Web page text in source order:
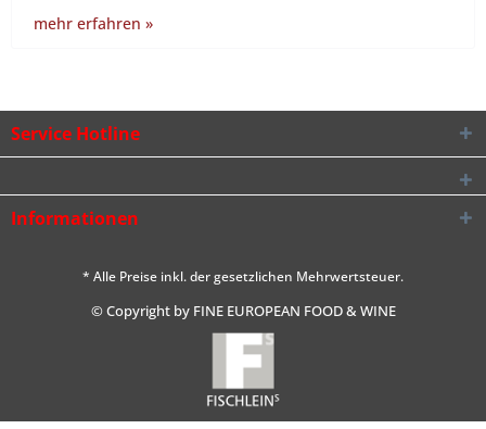
mehr erfahren »
Service Hotline
Informationen
* Alle Preise inkl. der gesetzlichen Mehrwertsteuer.
© Copyright by FINE EUROPEAN FOOD & WINE